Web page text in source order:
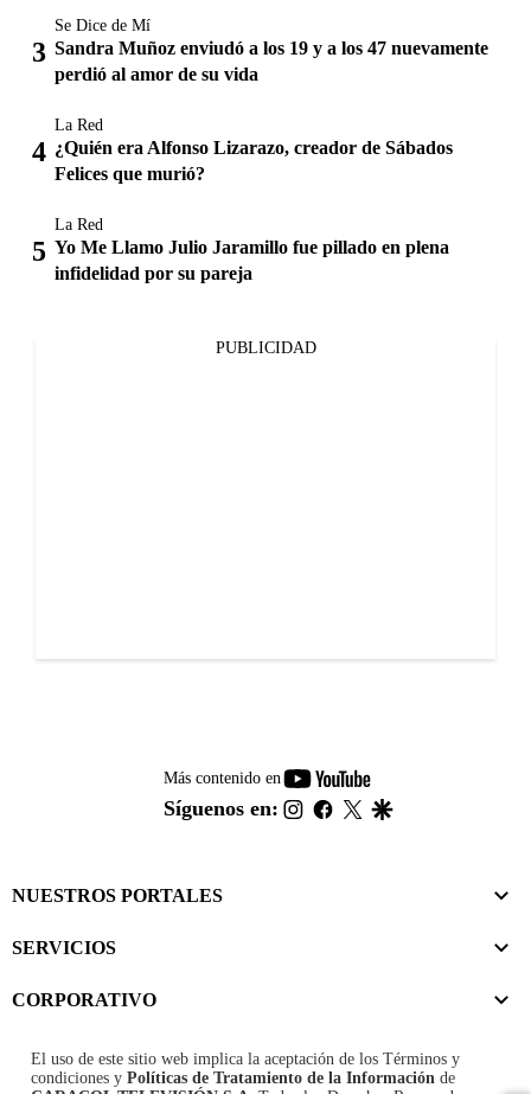
Se Dice de Mí
Sandra Muñoz enviudó a los 19 y a los 47 nuevamente
perdió al amor de su vida
La Red
¿Quién era Alfonso Lizarazo, creador de Sábados
Felices que murió?
La Red
Yo Me Llamo Julio Jaramillo fue pillado en plena
infidelidad por su pareja
PUBLICIDAD
Más contenido en
youtube-
footer
Síguenos en: instagram
facebook
twitter
NUESTROS PORTALES
SERVICIOS
CORPORATIVO
El uso de este sitio web implica la aceptación de los Términos y
condiciones y Políticas de Tratamiento de la Información de